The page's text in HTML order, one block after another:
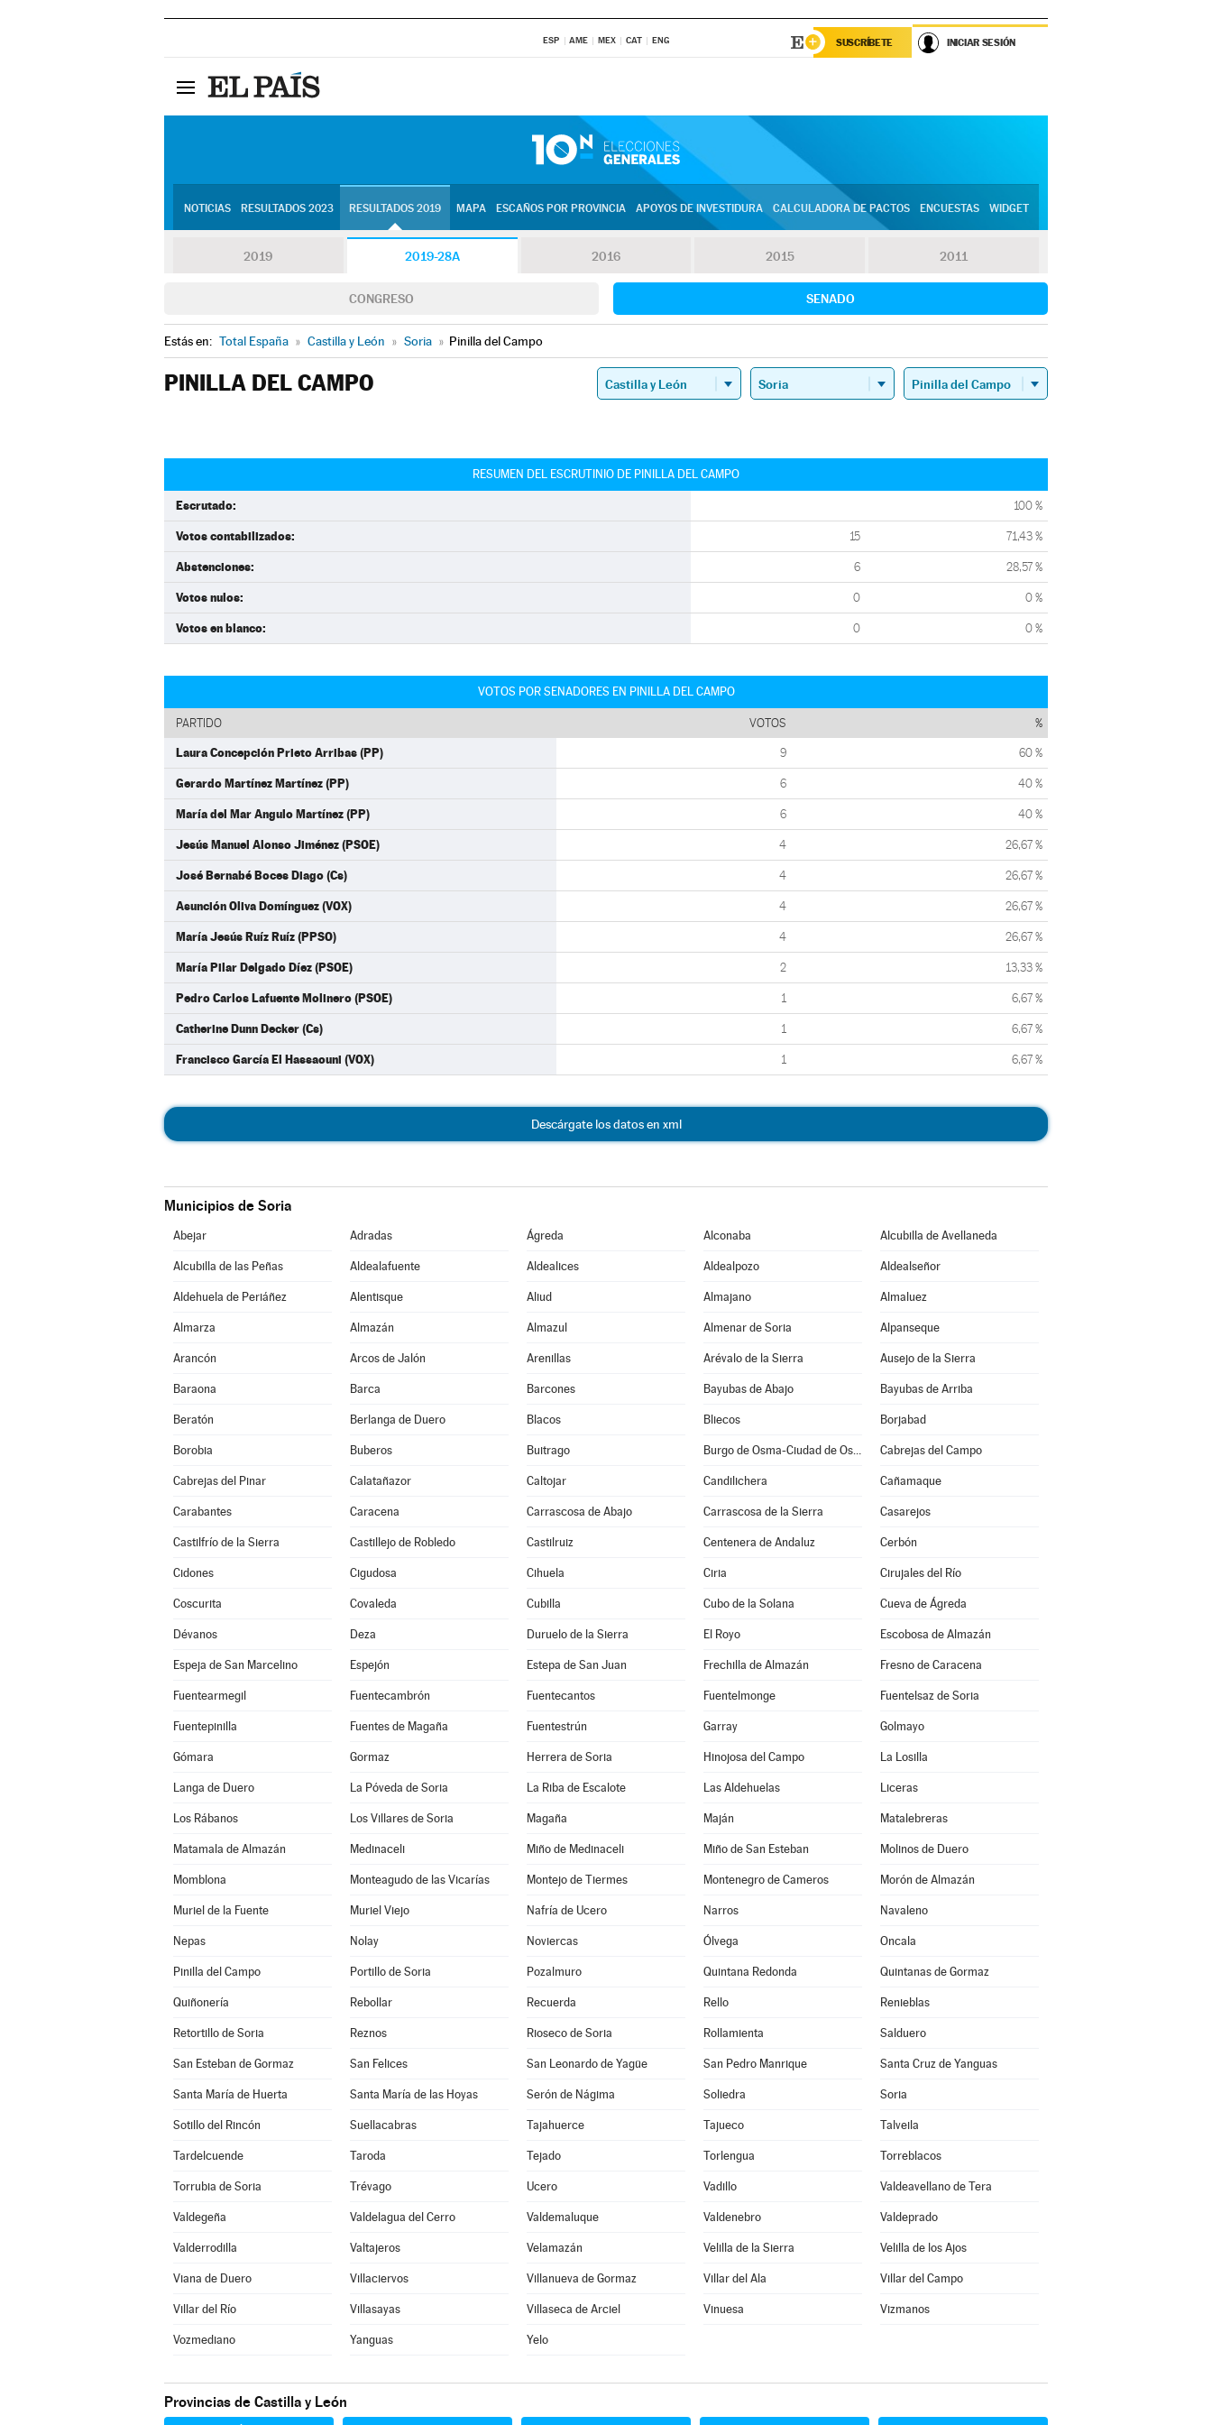
ESP AME MEX CAT ENG SUSCRÍBETE INICIAR SESIÓN
NOTICIAS RESULTADOS 2023 RESULTADOS 2019 MAPA ESCAÑOS POR PROVINCIA APOYOS DE INVESTIDURA CALCULADORA DE PACTOS ENCUESTAS WIDGET
2019 2019-28A 2016 2015 2011
CONGRESO SENADO
Estás en: Total España » Castilla y León » Soria » Pinilla del Campo
PINILLA DEL CAMPO
RESUMEN DEL ESCRUTINIO DE PINILLA DEL CAMPO
Escrutado: 100 %
Votos contabilizados: 15 71,43 %
Abstenciones: 6 28,57 %
Votos nulos: 0 0 %
Votos en blanco: 0 0 %
VOTOS POR SENADORES EN PINILLA DEL CAMPO
PARTIDO VOTOS %
Laura Concepción Prieto Arribas (PP) 9 60 %
Gerardo Martínez Martínez (PP) 6 40 %
María del Mar Angulo Martínez (PP) 6 40 %
Jesús Manuel Alonso Jiménez (PSOE) 4 26,67 %
José Bernabé Boces Diago (Cs) 4 26,67 %
Asunción Oliva Domínguez (VOX) 4 26,67 %
María Jesús Ruíz Ruíz (PPSO) 4 26,67 %
María Pilar Delgado Díez (PSOE) 2 13,33 %
Pedro Carlos Lafuente Molinero (PSOE) 1 6,67 %
Catherine Dunn Decker (Cs) 1 6,67 %
Francisco García El Hassaouni (VOX) 1 6,67 %
Descárgate los datos en xml
Municipios de Soria
Abejar Adradas Ágreda Alconaba Alcubilla de Avellaneda
Alcubilla de las Peñas Aldealafuente Aldealices Aldealpozo Aldealseñor
Aldehuela de Periáñez Alentisque Aliud Almajano Almaluez
Almarza Almazán Almazul Almenar de Soria Alpanseque
Arancón Arcos de Jalón Arenillas Arévalo de la Sierra Ausejo de la Sierra
Baraona Barca Barcones Bayubas de Abajo Bayubas de Arriba
Beratón Berlanga de Duero Blacos Bliecos Borjabad
Borobia Buberos Buitrago Burgo de Osma-Ciudad de Osma Cabrejas del Campo
Cabrejas del Pinar Calatañazor Caltojar Candilichera Cañamaque
Carabantes Caracena Carrascosa de Abajo Carrascosa de la Sierra Casarejos
Castilfrío de la Sierra Castillejo de Robledo Castilruiz Centenera de Andaluz Cerbón
Cidones Cigudosa Cihuela Ciria Cirujales del Río
Coscurita Covaleda Cubilla Cubo de la Solana Cueva de Ágreda
Dévanos Deza Duruelo de la Sierra El Royo Escobosa de Almazán
Espeja de San Marcelino Espejón Estepa de San Juan Frechilla de Almazán Fresno de Caracena
Fuentearmegil Fuentecambrón Fuentecantos Fuentelmonge Fuentelsaz de Soria
Fuentepinilla Fuentes de Magaña Fuentestrún Garray Golmayo
Gómara Gormaz Herrera de Soria Hinojosa del Campo La Losilla
Langa de Duero La Póveda de Soria La Riba de Escalote Las Aldehuelas Liceras
Los Rábanos Los Villares de Soria Magaña Maján Matalebreras
Matamala de Almazán Medinaceli Miño de Medinaceli Miño de San Esteban Molinos de Duero
Momblona Monteagudo de las Vicarías Montejo de Tiermes Montenegro de Cameros Morón de Almazán
Muriel de la Fuente Muriel Viejo Nafría de Ucero Narros Navaleno
Nepas Nolay Noviercas Ólvega Oncala
Pinilla del Campo Portillo de Soria Pozalmuro Quintana Redonda Quintanas de Gormaz
Quiñonería Rebollar Recuerda Rello Renieblas
Retortillo de Soria Reznos Rioseco de Soria Rollamienta Salduero
San Esteban de Gormaz San Felices San Leonardo de Yagüe San Pedro Manrique Santa Cruz de Yanguas
Santa María de Huerta Santa María de las Hoyas Serón de Nágima Soliedra Soria
Sotillo del Rincón Suellacabras Tajahuerce Tajueco Talveila
Tardelcuende Taroda Tejado Torlengua Torreblacos
Torrubia de Soria Trévago Ucero Vadillo Valdeavellano de Tera
Valdegeña Valdelagua del Cerro Valdemaluque Valdenebro Valdeprado
Valderrodilla Valtajeros Velamazán Velilla de la Sierra Velilla de los Ajos
Viana de Duero Villaciervos Villanueva de Gormaz Villar del Ala Villar del Campo
Villar del Río Villasayas Villaseca de Arciel Vinuesa Vizmanos
Vozmediano Yanguas Yelo
Provincias de Castilla y León